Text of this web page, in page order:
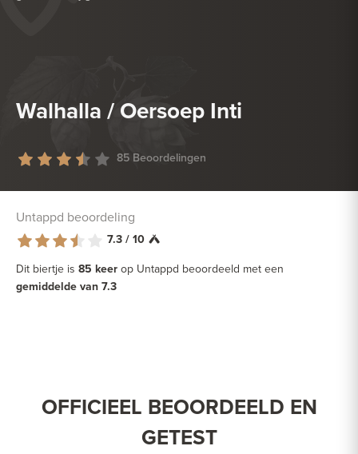
Walhalla / Oersoep Inti
85 Beoordelingen
Untappd beoordeling
7.3 / 10
Dit biertje is 85 keer op Untappd beoordeeld met een
gemiddelde van 7.3
OFFICIEEL BEOORDEELD EN
GETEST